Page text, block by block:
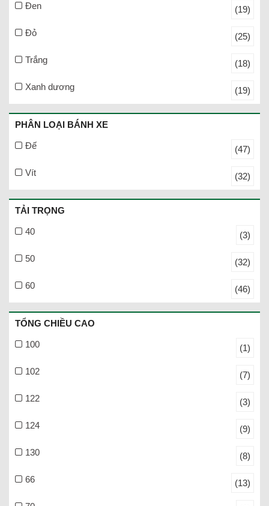
Đen (19)
Đỏ (25)
Trắng (18)
Xanh dương (19)
PHÂN LOẠI BÁNH XE
Đế (47)
Vít (32)
TẢI TRỌNG
40 (3)
50 (32)
60 (46)
TỔNG CHIỀU CAO
100 (1)
102 (7)
122 (3)
124 (9)
130 (8)
66 (13)